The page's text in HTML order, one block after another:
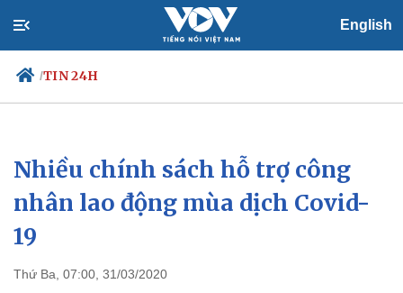
English
/TIN 24H
Chính trị
Đảng
Tổ chức nhân sự
Quốc hội
Nhận diện sự thật
Xã hội
Tin 24h
Dự báo thời tiết
Nhiều chính sách hỗ trợ công
nhân lao động mùa dịch Covid-
19
Thứ Ba, 07:00, 31/03/2020